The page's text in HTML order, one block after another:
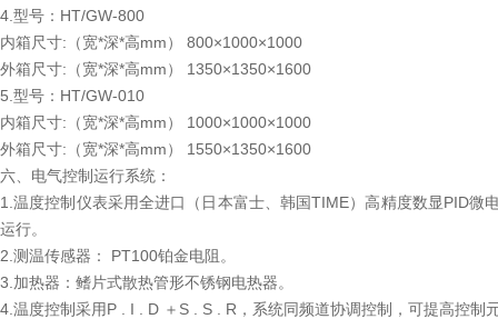
4.型号：HT/GW-800
内箱尺寸:（宽*深*高mm） 800×1000×1000
外箱尺寸:（宽*深*高mm） 1350×1350×1600
5.型号：HT/GW-010
内箱尺寸:（宽*深*高mm） 1000×1000×1000
外箱尺寸:（宽*深*高mm） 1550×1350×1600
六、电气控制运行系统：
1.温度控制仪表采用全进口（日本富士、韩国TIME）高精度数显PID
运行。
2.测温传感器： PT100铂金电阻。
3.加热器：鳍片式散热管形不锈钢电热器。
4.温度控制采用P . I . D ＋S . S . R，系统同频道协调控制，可提高控制